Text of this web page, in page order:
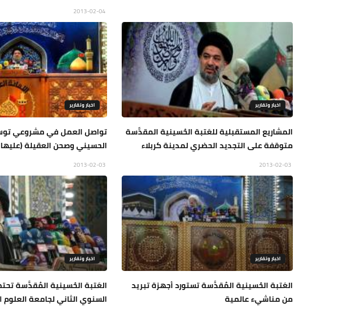
اخبار وتقارير
المشاريع المستقبلية للعَتبة الحُسينية المقدَّسة
متوقفة على التجديد الحضري لمدينة كربلاء
اخبار وتقارير
تواصل العمل في مشروعي
الحسيني وصحن العقيلة (عليها
اخبار وتقارير
العَتبة الحُسينية المُقدَّسة تستورد أجهزة تبريد
من مناشيء عالمية
اخبار وتقارير
العَتبة الحُسينية المُقدَّسة
السنوي الثاني لجامعة